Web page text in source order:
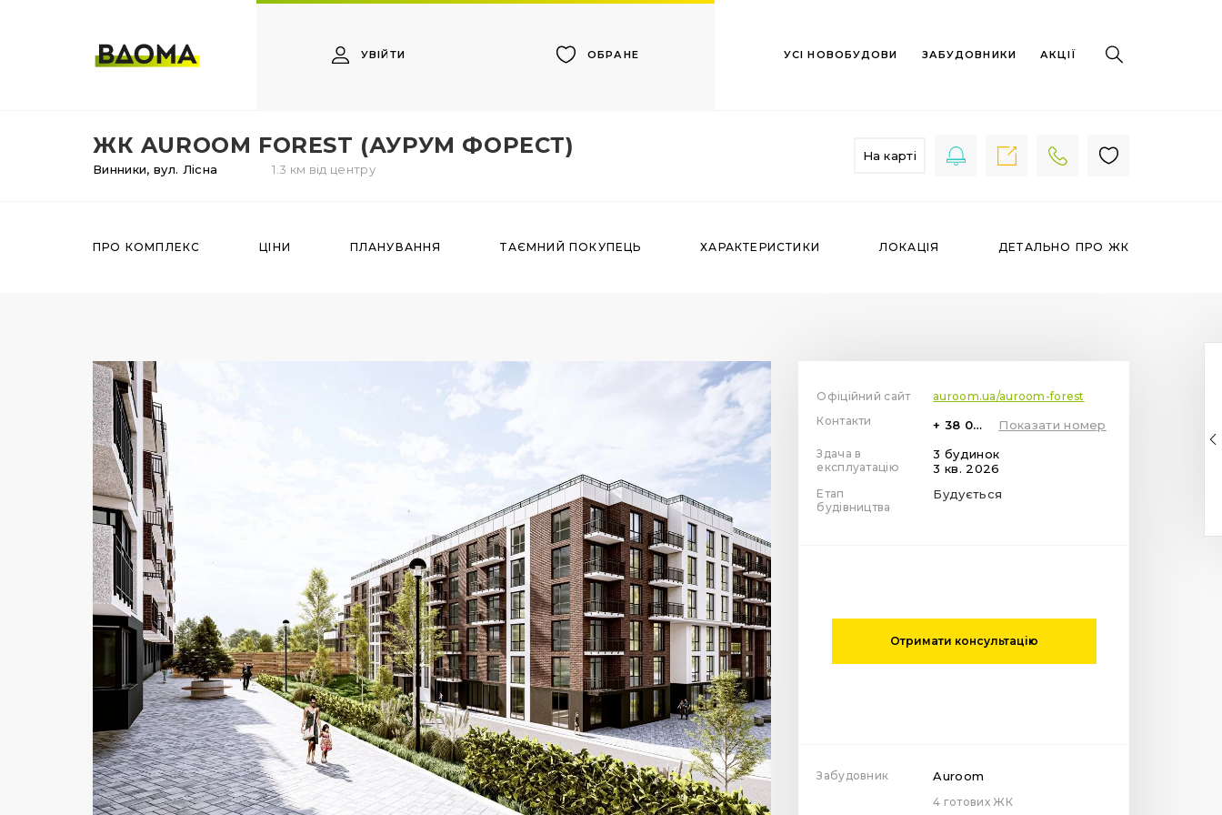
УВІЙТИ ОБРАНЕ УСІ НОВОБУДОВИ ЗАБУДОВНИКИ АКЦІЇ
ЖК AUROOM FOREST (АУРУМ ФОРЕСТ)
Винники, вул. Лісна 1.3 км від центру
На карті
ПРО КОМПЛЕКС ЦІНИ ПЛАНУВАННЯ ТАЄМНИЙ ПОКУПЕЦЬ ХАРАКТЕРИСТИКИ ЛОКАЦІЯ ДЕТАЛЬНО ПРО ЖК
Офіційний сайт
auroom.ua/auroom-forest
Контакти
+ 38 099 78 78 287 Показати номер
Здача в
експлуатацію
3 будинок
3 кв. 2026
Етап
будівництва
Будується
Отримати консультацію
Забудовник Auroom
4 готових ЖК